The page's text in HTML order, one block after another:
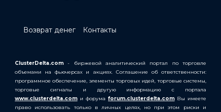
Возврат денег Контакты
ClusterDelta.com - биржевой аналитический портал по торговле
объемами на фьючерсах и акциях. Соглашение об ответственности:
программное обеспечение, элементы торговых идей, торговые системы,
торговые сигналы и другую информацию с портала
www.clusterdelta.com и форума forum.clusterdelta.com Вы имеете
право использовать только в личных целях, но при этом риски и